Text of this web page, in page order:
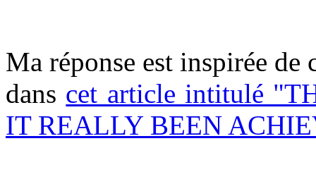
Ma réponse est inspirée
dans cet article intitulé
IT REALLY BEEN